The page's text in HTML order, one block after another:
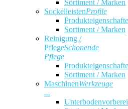
Sortiment / Marken
SockelleistenProfile
Sortiment / Marken
Reinigung /
PflegeSchonende
Pflege
Sortiment / Marken
MaschinenWerkzeuge
...